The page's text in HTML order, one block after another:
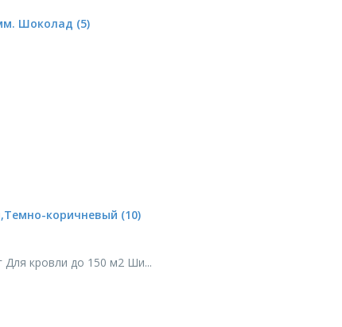
Шоколад (5)
коричневый (10)
Для кровли до 150 м2 Ши...